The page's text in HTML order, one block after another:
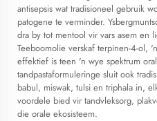
antisepsis wat tradisioneel gebruik
patogene te verminder.
dra by tot mentool vir vars asem en
Teeboomolie verskaf terpinen-4-ol,
effektief is teen 'n wye spektrum
tandpastaformuleringe sluit ook
babul, miswak, tulsi en triphala in,
voordele bied vir tandvleksorg,
die orale ekosisteem.